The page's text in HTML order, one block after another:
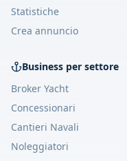
Statistiche
Crea annuncio
Business per settore
Broker Yacht
Concessionari
Cantieri Navali
Noleggiatori